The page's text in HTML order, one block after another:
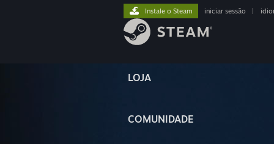
LOJA
COMUNIDADE
Instale o Steam iniciar sessão